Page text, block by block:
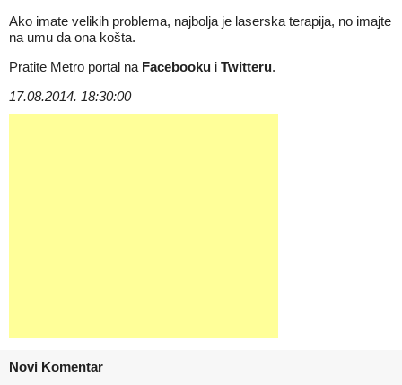
Ako imate velikih problema, najbolja je laserska terapija, no imajte
na umu da ona košta.
Pratite Metro portal na Facebooku i Twitteru.
17.08.2014. 18:30:00
Novi Komentar